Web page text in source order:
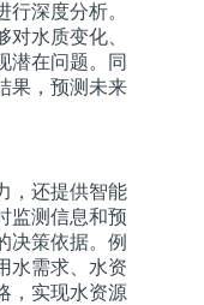
深度分析。
水质变化、
潜在问题。同
果，预测未来
，还提供智能
监测信息和预
决策依据。例
水需求、水资
，实现水资源